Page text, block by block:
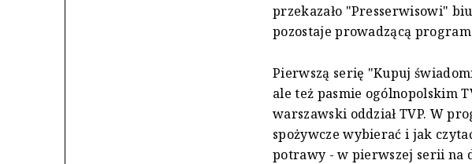
przekazało "Presserwisowi"
pozostaje prowadzącą
Pierwszą serię "Kupuj
ale też pasmie ogólnopolskim
warszawski oddział TVP. W
spożywcze wybierać i jak
potrawy - w pierwszej serii na